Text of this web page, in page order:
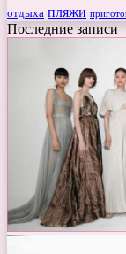
отдыха пляжи
Последние записи